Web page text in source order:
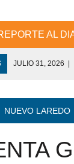
AL
JULIO 31, 2026 |
| 💧🚰 ¡AGUA PARA
| ¡TRABAJO EN
NUEVO LAREDO